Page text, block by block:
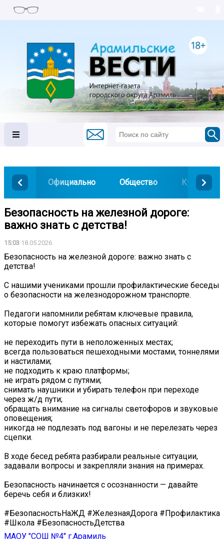
Официально Общество Культура
Безопасность на железной дороге:
важно знать с детства!
15:03 18.05.2026
Безопасность на железной дороге: важно знать с
детства!
С нашими учениками прошли профилактические беседы
о безопасности на железнодорожном транспорте.
Педагоги напомнили ребятам ключевые правила,
которые помогут избежать опасных ситуаций:
не переходить пути в неположенных местах;
всегда пользоваться пешеходными мостами, тоннелями
и настилами;
не подходить к краю платформы;
не играть рядом с путями;
снимать наушники и убирать телефон при переходе
через ж/д пути;
обращать внимание на сигналы светофоров и звуковые
оповещения;
никогда не подлезать под вагоны и не перелезать через
сцепки.
В ходе бесед ребята разбирали реальные ситуации,
задавали вопросы и закрепляли знания на примерах.
Безопасность начинается с осознанности — давайте
беречь себя и близких!
#БезопасностьНаЖД #ЖелезнаяДорога #Профилактика
#Школа #БезопасностьДетства
МАОУ "СОШ №4" г.Арамиль